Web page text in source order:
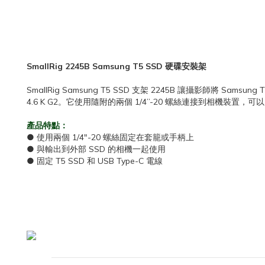
SmallRig 2245B Samsung T5 SSD 硬碟安裝架
SmallRig Samsung T5 SSD 支架 2245B 讓攝影師將 Samsung
4.6 K G2。它使用隨附的兩個 1/4”-20 螺絲連接到相機裝置，可
產品特點：
● 使用兩個 1/4"-20 螺絲固定在套籠或手柄上
● 與輸出到外部 SSD 的相機一起使用
● 固定 T5 SSD 和 USB Type-C 電線